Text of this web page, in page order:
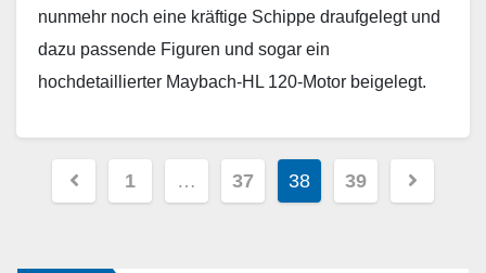
nunmehr noch eine kräftige Schippe draufgelegt und
dazu passende Figuren und sogar ein
hochdetaillierter Maybach-HL 120-Motor beigelegt.
Seitennummerierung
der
1 … 37 38 39